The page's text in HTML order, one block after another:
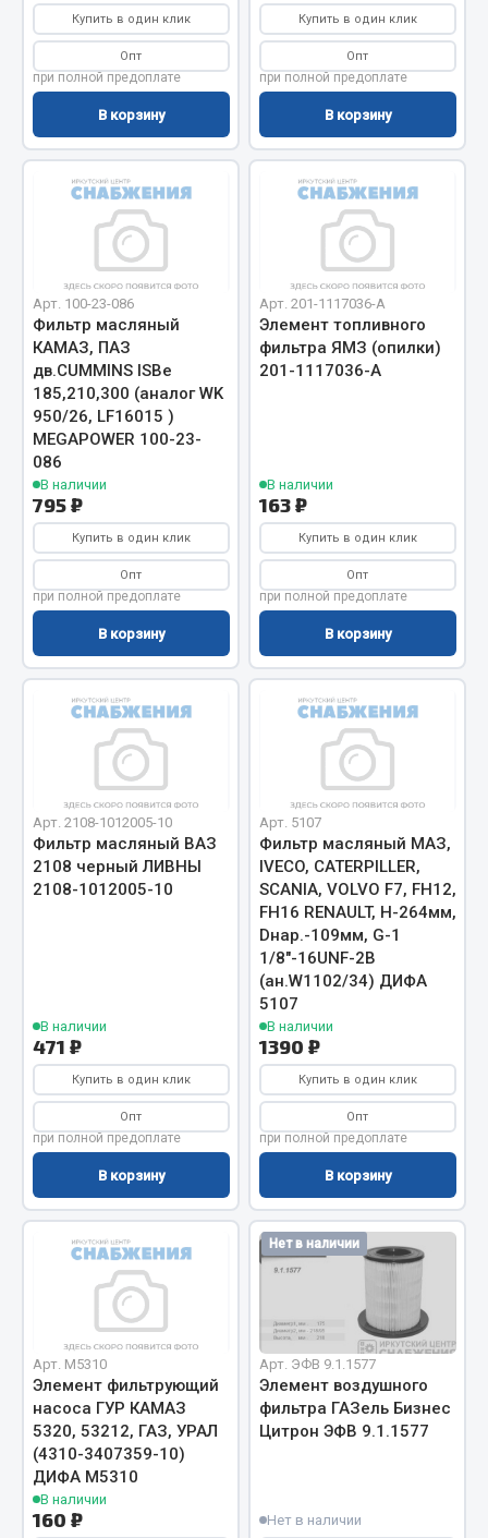
Коробка передач ZF
Весь раздел
Система питания
Тормозная система
Двери
Окно ветровое
Двигатель
Электрооборудование
Показать ещё
Весь раздел
Запчасти Урал
Двигатель
Мост задний
Система питания
Система выпуска газа
Система охлаждения
Сцепление
Тормозная система
Показать ещё
Весь раздел
Система питания
Система выпуска газа
Система охлаждения
Коробка передач
Рулевое управление
Тормозная система
Показать ещё
Весь раздел
Запчасти HOWO
Тормозная система
Двигатель
Подвеска
Система питания
Система выпуска газа
Система охлаждения
Купить в один клик
Опт
при полной предоплате
В корзину
Купить в один клик
Опт
при полной предоплате
В корзину
Арт. 100-23-086
Фильтр масляный
КАМАЗ, ПАЗ
дв.CUMMINS ISBe
185,210,300 (аналог WK
950/26, LF16015 )
MEGAPOWER 100-23-
086
В наличии
795 ₽
Купить в один клик
Опт
при полной предоплате
В корзину
Арт. 201-1117036-А
Элемент топливного
фильтра ЯМЗ (опилки)
201-1117036-А
В наличии
163 ₽
Купить в один клик
Опт
при полной предоплате
В корзину
Арт. 2108-1012005-10
Фильтр масляный ВАЗ
2108 черный ЛИВНЫ
2108-1012005-10
В наличии
471 ₽
Купить в один клик
Опт
при полной предоплате
В корзину
Арт. 5107
Фильтр масляный МАЗ,
IVECO, CATERPILLER,
SCANIA, VOLVO F7, FH12,
FH16 RENAULT, H-264мм,
Dнар.-109мм, G-1
1/8"-16UNF-2B
(ан.W1102/34) ДИФА
5107
В наличии
1390 ₽
Купить в один клик
Опт
при полной предоплате
В корзину
Арт. М5310
Элемент фильтрующий
насоса ГУР КАМАЗ
5320, 53212, ГАЗ, УРАЛ
(4310-3407359-10)
ДИФА М5310
В наличии
160 ₽
Нет в наличии
Арт. ЭФВ 9.1.1577
Элемент воздушного
фильтра ГАЗель Бизнес
Цитрон ЭФВ 9.1.1577
Нет в наличии